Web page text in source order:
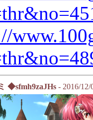
◆sfmh9zaJHs - 2016/12/